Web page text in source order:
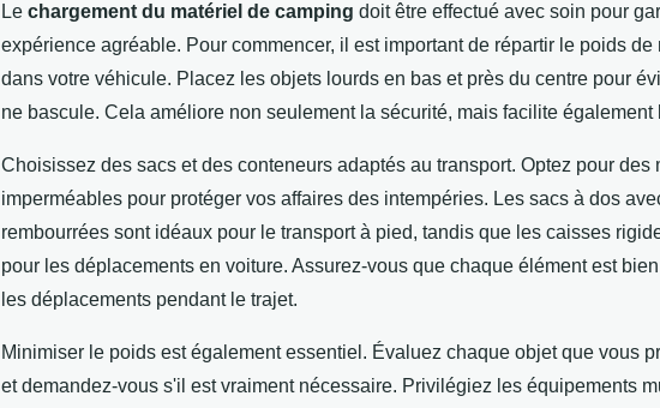
Le chargement du matériel de camping doit être effectué avec soin pour
expérience agréable. Pour commencer, il est important de répartir le poids
dans votre véhicule. Placez les objets lourds en bas et près du centre pour
ne bascule. Cela améliore non seulement la sécurité, mais facilite également
Choisissez des sacs et des conteneurs adaptés au transport. Optez pour des
imperméables pour protéger vos affaires des intempéries. Les sacs à dos
rembourrées sont idéaux pour le transport à pied, tandis que les caisses
pour les déplacements en voiture. Assurez-vous que chaque élément est
les déplacements pendant le trajet.
Minimiser le poids est également essentiel. Évaluez chaque objet que vous
et demandez-vous s'il est vraiment nécessaire. Privilégiez les équipements